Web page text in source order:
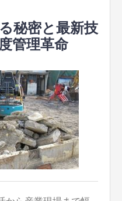
秘密と最新技
管理革命